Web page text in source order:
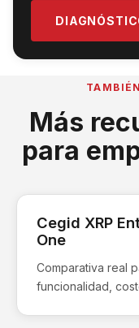
Más
para
Cegid XRP
One
Comparativa real
funcionalidad,